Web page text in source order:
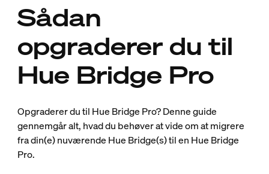
Sådan
opgraderer du til
Hue Bridge Pro
Opgraderer du til Hue Bridge Pro? Denne guide
gennemgår alt, hvad du behøver at vide om at migrere
fra din(e) nuværende Hue Bridge(s) til en Hue Bridge
Pro.